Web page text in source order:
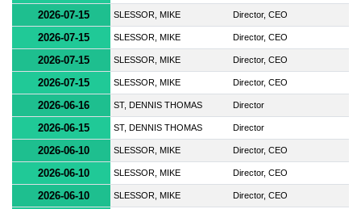
2026-07-15 SLESSOR, MIKE Director, CEO
2026-07-15 SLESSOR, MIKE Director, CEO
2026-07-15 SLESSOR, MIKE Director, CEO
2026-07-15 SLESSOR, MIKE Director, CEO
2026-06-16 ST, DENNIS THOMAS Director
2026-06-15 ST, DENNIS THOMAS Director
2026-06-10 SLESSOR, MIKE Director, CEO
2026-06-10 SLESSOR, MIKE Director, CEO
2026-06-10 SLESSOR, MIKE Director, CEO